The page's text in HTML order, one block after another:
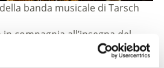
banda musicale di Tarsch
compagnia all’insegna del
e di momenti musicali
«Boeskool Blech»